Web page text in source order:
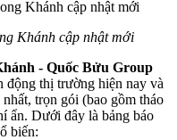
Khánh cập nhật mới
- Quốc Bửu Group
động thị trường hiện nay và
trọn gói (bao gồm tháo
ẩn. Dưới đây là bảng báo
biến: